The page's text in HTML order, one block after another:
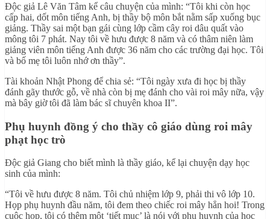
Độc giả Lê Văn Tâm kể câu chuyện của mình: “Tôi khi còn học
cấp hai, dốt môn tiếng Anh, bị thầy bộ môn bắt nằm sấp xuống bục
giảng. Thầy sai một bạn gái cùng lớp cầm cây roi dâu quất vào
mông tôi 7 phát. Nay tôi về hưu được 8 năm và có thâm niên làm
giảng viên môn tiếng Anh được 36 năm cho các trường đại học. Tôi
và bố mẹ tôi luôn nhớ ơn thầy”.
Tài khoản Nhật Phong để chia sẻ: “Tôi ngày xưa đi học bị thầy
đánh gãy thước gỗ, về nhà còn bị mẹ đánh cho vài roi mây nữa, vậy
mà bây giờ tôi đã làm bác sĩ chuyên khoa II”.
Phụ huynh đồng ý cho thầy cô giáo dùng roi mây
phạt học trò
Độc giả Giang cho biết mình là thầy giáo, kể lại chuyện dạy học
sinh của mình:
“Tôi về hưu được 8 năm. Tôi chủ nhiệm lớp 9, phải thi vô lớp 10.
Họp phụ huynh đầu năm, tôi đem theo chiếc roi mây hẳn hoi! Trong
cuộc họp, tôi có thêm một ‘tiết mục’ là nói với phụ huynh của học